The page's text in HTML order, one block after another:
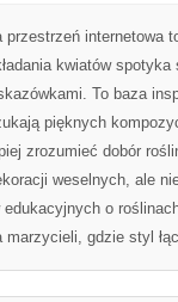
przestrzeń internetowa
kwiatów
To baza
pięknych
zrozumieć dobór
weselnych, ale
o
marzycieli, gdzie styl